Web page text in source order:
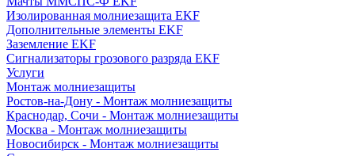
Изолированная молниезащита EKF
Дополнительные элементы EKF
Заземление EKF
Сигнализаторы грозового разряда EKF
Услуги
Монтаж молниезащиты
Ростов-на-Дону - Монтаж молниезащиты
Краснодар, Сочи - Монтаж молниезащиты
Москва - Монтаж молниезащиты
Новосибирск - Монтаж молниезащиты